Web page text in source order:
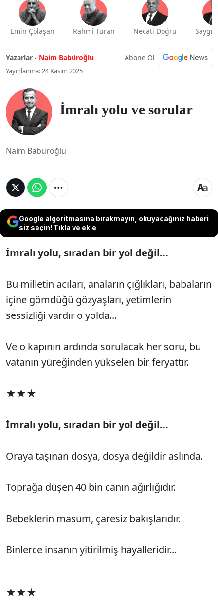
Emin Çölaşan Rahmi Turan Necati Doğru Saygı
Yazarlar - Naim Babüroğlu Abone Ol
Yayınlanma: 24 Kasım 2025
İmralı yolu ve sorular
Naim Babüroğlu
Google algoritmasına bırakmayın, okuyacağınız haberi
siz seçin! Tıkla ve ekle
İmralı yolu, sıradan bir yol değil...
Bu milletin acıları, anaların çığlıkları, babaların
içine gömdüğü gözyaşları, yetimlerin
sessizliği vardır o yolda...
Ve o kapının ardında sorulacak her soru, bu
vatanın yüreğinden yükselen bir feryattır.
★★★
İmralı yolu, sıradan bir yol değil...
Oraya taşınan dosya, dosya değildir aslında.
Toprağa düşen 40 bin canın ağırlığıdır.
Bebeklerin masum, çaresiz bakışlarıdır.
Binlerce insanın yitirilmiş hayalleridir...
★★★